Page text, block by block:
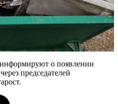
о появлении
председателей